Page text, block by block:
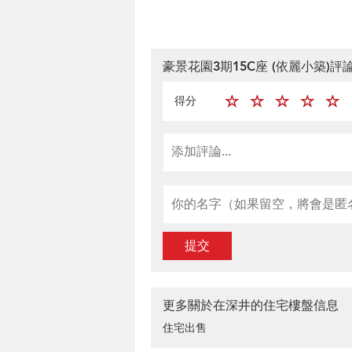
豪景花園3期15C座 (依麗小築)評
得分
提交
更多關於在深井的住宅樓盤信息
住宅出售